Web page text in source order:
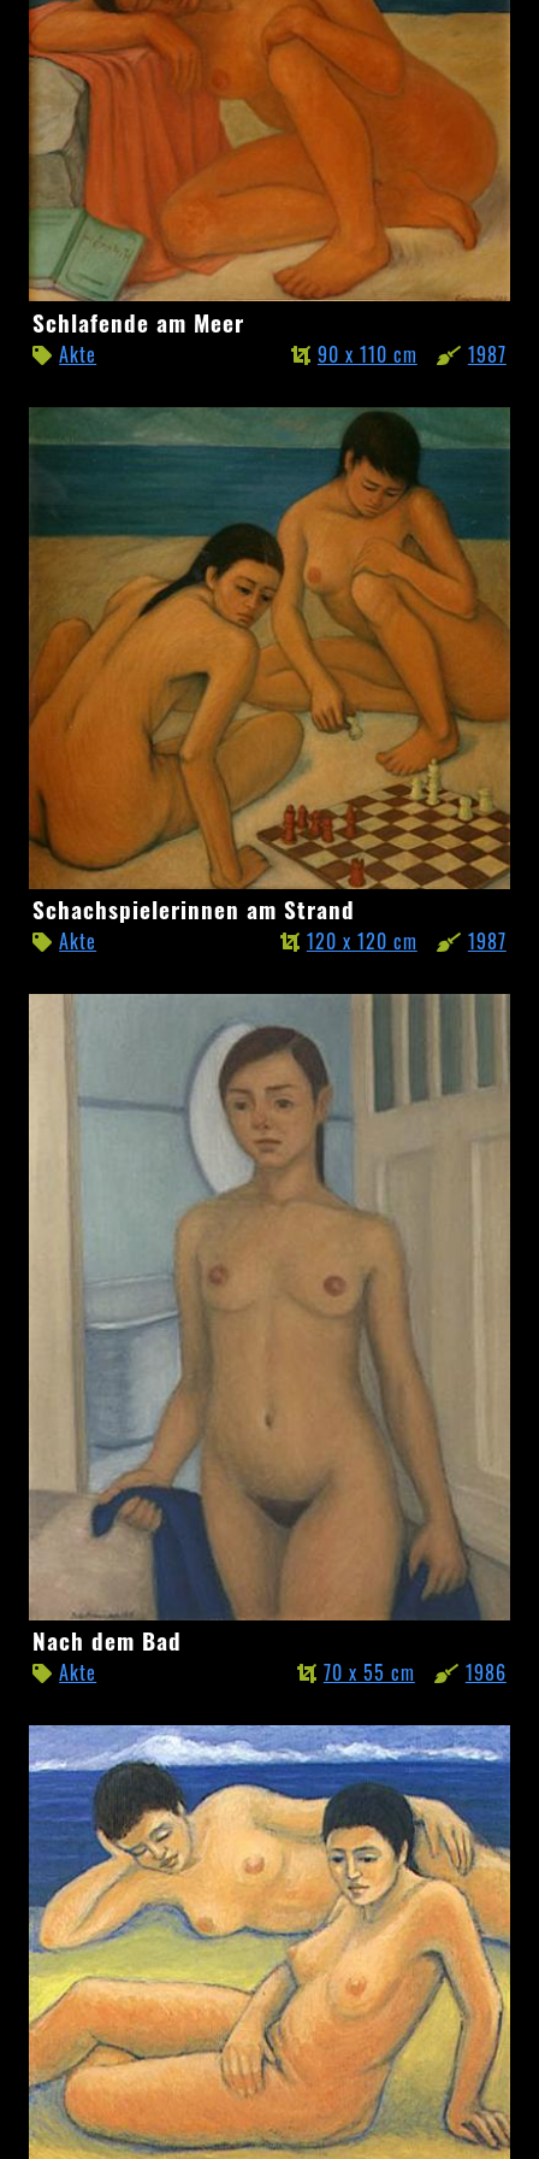
Schlafende
am
Meer
Schlafende am Meer
Akte 1987
90 x 110 cm
Schachspielerinnen
am
Strand
Schachspielerinnen am Strand
Akte 1987
120 x 120 cm
Nach
dem
Bad
Nach dem Bad
Akte 1986
70 x 55 cm